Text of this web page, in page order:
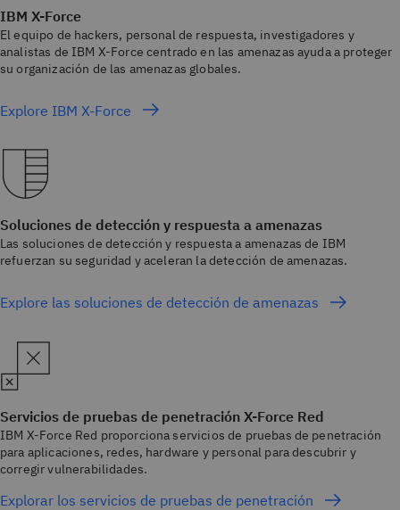
IBM X-Force
El equipo de hackers, personal de respuesta, investigadores y
analistas de IBM X-Force centrado en las amenazas ayuda a proteger
su organización de las amenazas globales.
Explore IBM X-Force
Soluciones de detección y respuesta a amenazas
Las soluciones de detección y respuesta a amenazas de IBM
refuerzan su seguridad y aceleran la detección de amenazas.
Explore las soluciones de detección de amenazas
Servicios de pruebas de penetración X-Force Red
IBM X-Force Red proporciona servicios de pruebas de penetración
para aplicaciones, redes, hardware y personal para descubrir y
corregir vulnerabilidades.
Explorar los servicios de pruebas de penetración